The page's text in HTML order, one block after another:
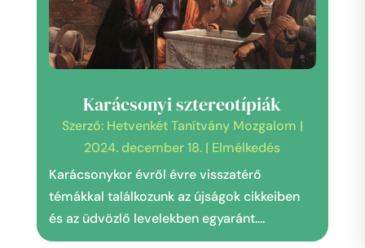
Karácsonyi sztereotípiák
Szerző: Hetvenkét Tanítvány Mozgalom |
2024. december 18. | Elmélkedés
Karácsonykor évről évre visszatérő
témákkal találkozunk az újságok cikkeiben
és az üdvözlő levelekben egyaránt....